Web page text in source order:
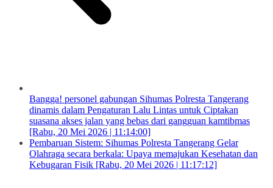
Bangga! personel gabungan Sihumas Polresta Tangerang
dinamis dalam Pengaturan Lalu Lintas untuk Ciptakan
suasana akses jalan yang bebas dari gangguan kamtibmas
[Rabu, 20 Mei 2026 | 11:14:00]
Pembaruan Sistem: Sihumas Polresta Tangerang Gelar
Olahraga secara berkala: Upaya memajukan Kesehatan dan
Kebugaran Fisik [Rabu, 20 Mei 2026 | 11:17:12]